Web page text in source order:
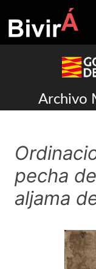
to
content
Archivo
pecha
aljama